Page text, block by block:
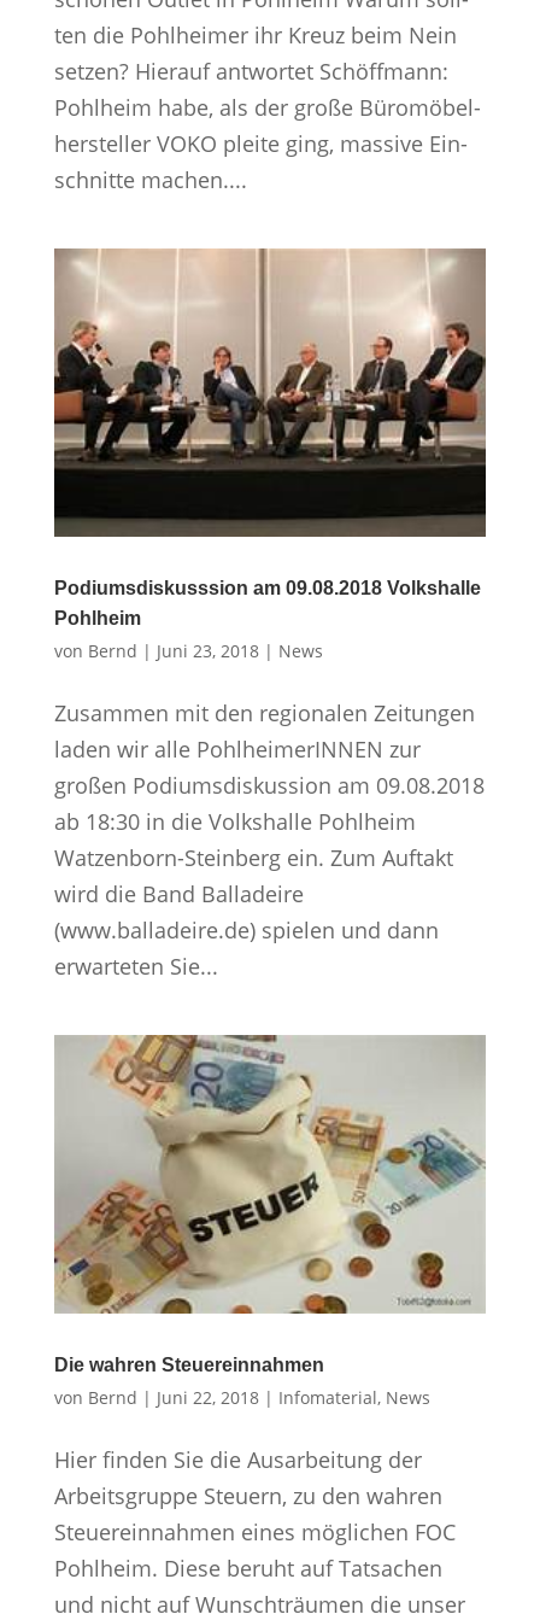
ten die Pohl­hei­mer ihr Kreuz beim Nein
set­zen? Hierauf antwortet Schöffmann:
Pohlheim habe, als der gro­ße Bü­ro­mö­bel­
her­stel­ler VOKO plei­te ging, mas­si­ve Ein­
schnit­te ma­chen....
Podiumsdiskusssion am 09.08.2018 Volkshalle
Pohlheim
von Bernd | Juni 23, 2018| News
Zusammen mit den regionalen Zeitungen
laden wir alle PohlheimerINNEN zur
großen Podiumsdiskussion am 09.08.2018
ab 18:30 in die Volkshalle Pohlheim
Watzenborn-Steinberg ein. Zum Auftakt
wird die Band Balladeire
(www.balladeire.de) spielen und dann
erwarteten Sie...
Die wahren Steuereinnahmen
von Bernd | Juni 22, 2018| Infomaterial, News
Hier finden Sie die Ausarbeitung der
Arbeitsgruppe Steuern, zu den wahren
Steuereinnahmen eines möglichen FOC
Pohlheim. Diese beruht auf Tatsachen
und nicht auf Wunschträumen die unser